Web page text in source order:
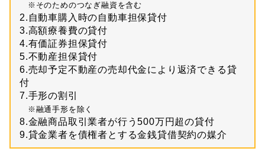
※そのためのつなぎ融資を含む
2.自動車購入時の自動車担保貸付
3.高額療養費の貸付
4.有価証券担保貸付
5.不動産担保貸付
6.売却予定不動産の売却代金により返済できる貸
付
7.手形の割引
※融通手形を除く
8.金融商品取引業者が行う500万円超の貸付
9.貸金業者を債権者とする金銭貸借契約の媒介